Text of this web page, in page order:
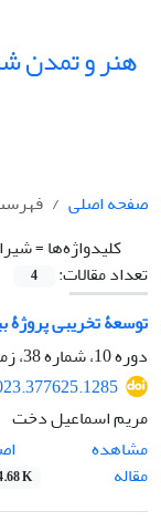
هنر و تمدن
صفحه اصلی
کلیدواژه‌ها =
تعداد مقالات:
4
توسعۀ تخریبی پروژۀ
دوره 10، شماره 38، زمستان 1401، صفحه
مریم اسماعیل دخت
مشاهده
مقاله
K